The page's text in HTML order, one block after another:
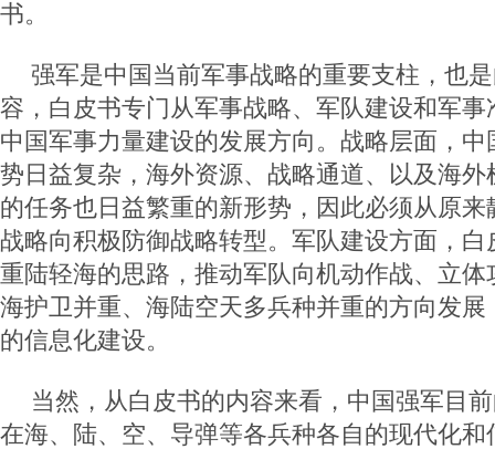
书。
强军是中国当前军事战略的重要支柱，也
容，白皮书专门从军事战略、军队建设和军
中国军事力量建设的发展方向。战略层面，
势日益复杂，海外资源、战略通道、以及海
的任务也日益繁重的新形势，因此必须从原
战略向积极防御战略转型。军队建设方面，
重陆轻海的思路，推动军队向机动作战、立
海护卫并重、海陆空天多兵种并重的方向发
的信息化建设。
当然，从白皮书的内容来看，中国强军目
在海、陆、空、导弹等各兵种各自的现代化